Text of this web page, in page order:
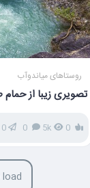
روستاهای میاندوآب
تصویری زیبا از
5k
0